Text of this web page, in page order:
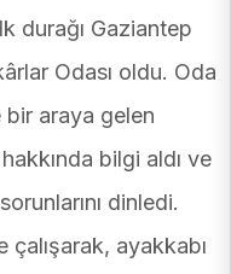
durağı Gaziantep
Odası oldu. Oda
bir araya gelen
bilgi aldı ve
dinledi.
çalışarak, ayakkabı